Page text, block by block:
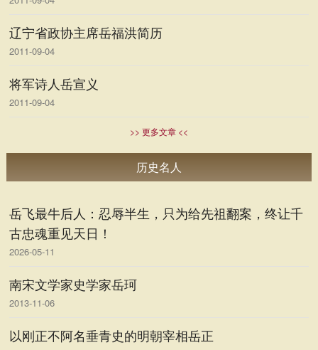
辽宁省政协主席岳福洪简历
2011-09-04
将军诗人岳宣义
2011-09-04
>> 更多文章 <<
历史名人
岳飞最牛后人：忍辱半生，只为给先祖翻案，终让千
古忠魂重见天日！
2026-05-11
南宋文学家史学家岳珂
2013-11-06
以刚正不阿名垂青史的明朝宰相岳正